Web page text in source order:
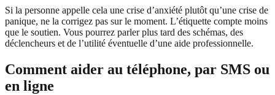
Si la personne appelle cela une crise d’anxiété plutôt qu’une crise de
panique, ne la corrigez pas sur le moment. L’étiquette compte moins
que le soutien. Vous pourrez parler plus tard des schémas, des
déclencheurs et de l’utilité éventuelle d’une aide professionnelle.
Comment aider au téléphone, par SMS ou
en ligne